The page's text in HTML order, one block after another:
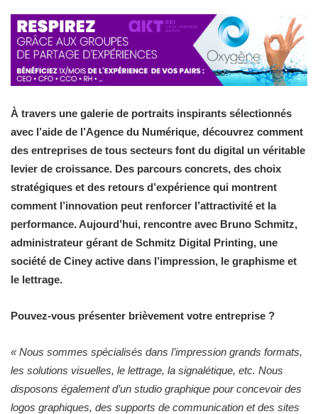
À travers une galerie de portraits inspirants sélectionnés
avec l’aide de l’Agence du Numérique, découvrez comment
des entreprises de tous secteurs font du digital un véritable
levier de croissance. Des parcours concrets, des choix
stratégiques et des retours d’expérience qui montrent
comment l’innovation peut renforcer l’attractivité et la
performance. Aujourd’hui, rencontre avec Bruno Schmitz,
administrateur gérant de Schmitz Digital Printing, une
société de Ciney active dans l’impression, le graphisme et
le lettrage.
Pouvez-vous présenter brièvement votre entreprise ?
« Nous sommes spécialisés dans l’impression grands formats,
les solutions visuelles, le lettrage, la signalétique, etc. Nous
disposons également d’un studio graphique pour concevoir des
logos graphiques, des supports de communication et des sites